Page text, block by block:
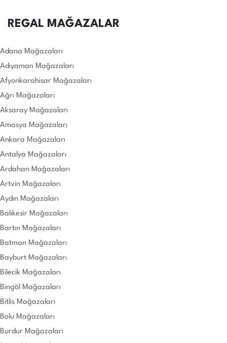
REGAL MAĞAZALAR
Adana Mağazaları
Adıyaman Mağazaları
Afyonkarahisar Mağazaları
Ağrı Mağazaları
Aksaray Mağazaları
Amasya Mağazaları
Ankara Mağazaları
Antalya Mağazaları
Ardahan Mağazaları
Artvin Mağazaları
Aydın Mağazaları
Balıkesir Mağazaları
Bartın Mağazaları
Batman Mağazaları
Bayburt Mağazaları
Bilecik Mağazaları
Bingöl Mağazaları
Bitlis Mağazaları
Bolu Mağazaları
Burdur Mağazaları